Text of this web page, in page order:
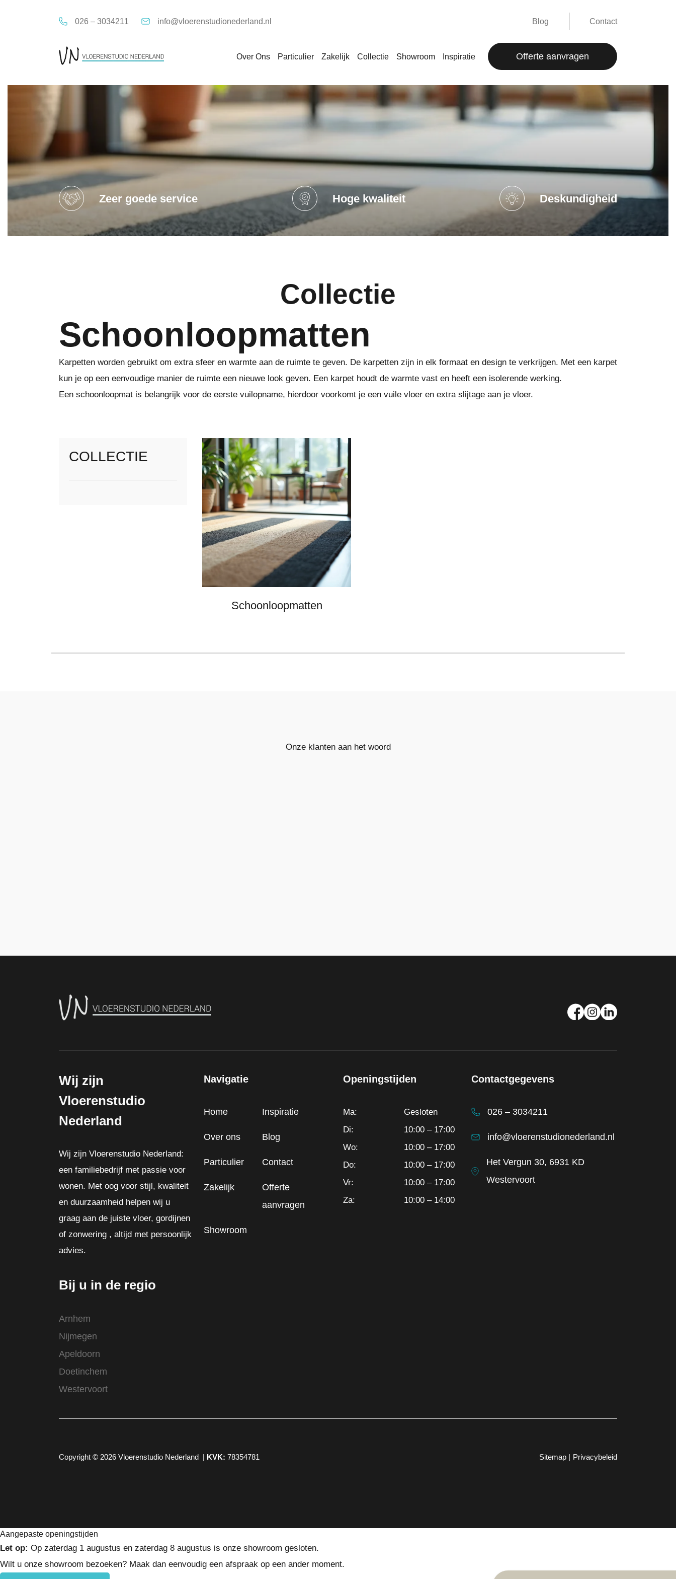
026 – 3034211 info@vloerenstudionederland.nl Blog Contact
Over Ons Particulier Zakelijk Collectie Showroom Inspiratie Offerte aanvragen
Zeer goede service Hoge kwaliteit Deskundigheid
Collectie
Schoonloopmatten
Karpetten worden gebruikt om extra sfeer en warmte aan de ruimte te geven. De karpetten zijn in elk formaat en design te verkrijgen. Met een karpet
kun je op een eenvoudige manier de ruimte een nieuwe look geven. Een karpet houdt de warmte vast en heeft een isolerende werking.
Een schoonloopmat is belangrijk voor de eerste vuilopname, hierdoor voorkomt je een vuile vloer en extra slijtage aan je vloer.
COLLECTIE
Schoonloopmatten
Onze klanten aan het woord
Wij zijn
Vloerenstudio
Nederland
Wij zijn Vloerenstudio Nederland:
een familiebedrijf met passie voor
wonen. Met oog voor stijl, kwaliteit
en duurzaamheid helpen wij u
graag aan de juiste vloer, gordijnen
of zonwering , altijd met persoonlijk
advies.
Bij u in de regio
Arnhem
Nijmegen
Apeldoorn
Doetinchem
Westervoort
Navigatie
Home
Over ons
Particulier
Zakelijk
Showroom
Inspiratie
Blog
Contact
Offerte
aanvragen
Openingstijden
Ma:
Gesloten
Di:
10:00 – 17:00
Wo:
10:00 – 17:00
Do:
10:00 – 17:00
Vr:
10:00 – 17:00
Za:
10:00 – 14:00
Contactgegevens
026 – 3034211
info@vloerenstudionederland.nl
Het Vergun 30, 6931 KD
Westervoort
Copyright © 2026 Vloerenstudio Nederland | KVK: 78354781 Sitemap | Privacybeleid
Aangepaste openingstijden
Let op: Op zaterdag 1 augustus en zaterdag 8 augustus is onze showroom gesloten.
Wilt u onze showroom bezoeken? Maak dan eenvoudig een afspraak op een ander moment.